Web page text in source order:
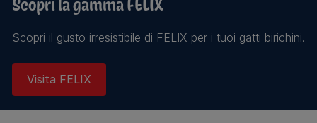
Scopri la gamma FELIX
Scopri il gusto irresistibile di FELIX per i tuoi gatti birichini.
Visita FELIX